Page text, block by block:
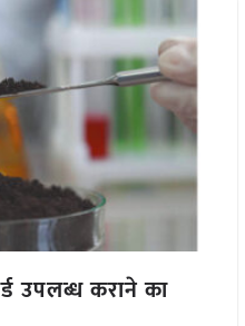
उपलब्ध कराने का